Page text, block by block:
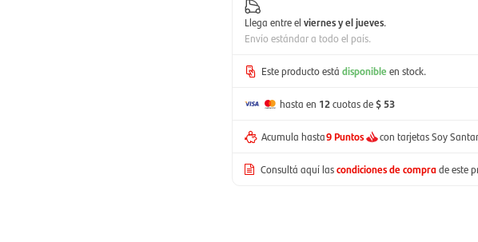
Llega entre el viernes y el jueves.
Envío estándar a todo el país.
Este producto está disponible en stock.
hasta en 12cuotas de$ 53
Acumula hasta9 Puntos con tarjetas Soy
Consultá aquí lascondiciones de comprade este